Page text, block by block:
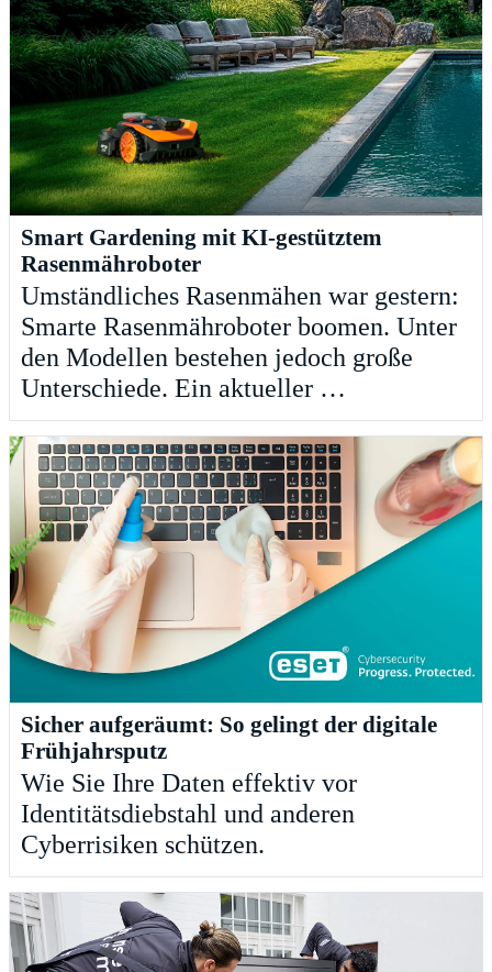
Smart Gardening mit KI-gestütztem
Rasenmähroboter
Umständliches Rasenmähen war gestern:
Smarte Rasenmähroboter boomen. Unter
den Modellen bestehen jedoch große
Unterschiede. Ein aktueller …
Sicher aufgeräumt: So gelingt der digitale
Frühjahrsputz
Wie Sie Ihre Daten effektiv vor
Identitätsdiebstahl und anderen
Cyberrisiken schützen.